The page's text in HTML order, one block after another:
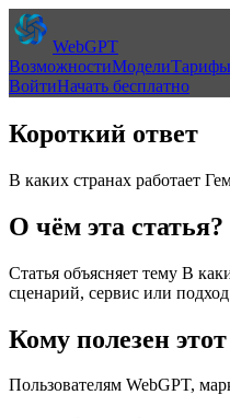
WebGPT
ВозможностиМоделиТарифы
ВойтиНачать бесплатно
Короткий ответ
В каких странах работает
О чём эта статья?
Статья объясняет тему В
сценарий, сервис или
Кому полезен
Пользователям WebGPT,